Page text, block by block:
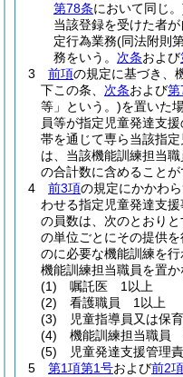
第78条において同じ
当該登録を受けた者
定行為業務(同法附則
務をいう。 次条および
3
前項の規定に基づき、
下この条、 次条および第
等」という。)を置いた
員等が指定児童発達支
帯を通じて専ら当該指
は、当該機能訓練担当
の合計数に含めることが
4
前3項の規定にかかわ
わせる指定児童発達支
の員数は、次のとおりと
の単位ごとにその提供
のに必要な機能訓練を行
機能訓練担当職員を置か
(1)
嘱託医 1以上
(2)
看護職員 1以上
(3)
児童指導員又は保
(4)
機能訓練担当職員
(5)
児童発達支援管理
5
第1項第1号および前2項